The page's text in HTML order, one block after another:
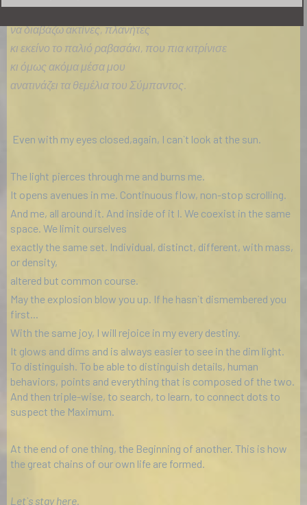
Με έναν καφέ ελληνικό, σε ξεχασμένα ακρογιάλια,
να διαβάζω ακτίνες, πλανήτες
κι εκείνο το παλιό ραβασάκι, που πια κιτρίνισε
κι όμως ακόμα μέσα μου
ανατινάζει τα θεμέλια του Σύμπαντος.
Even with my eyes closed,again, I can`t look at the sun.
The light pierces through me and burns me.
It opens avenues in me. Continuous flow, non-stop scrolling.
And me, all around it. And inside of it I. We coexist in the same
space. We limit ourselves
exactly the same set. Individual, distinct, different, with mass,
or density,
altered but common course.
May the explosion blow you up. If he hasn`t dismembered you
first...
With the same joy, I will rejoice in my every destiny.
It glows and dims and is always easier to see in the dim light.
To distinguish. To be able to distinguish details, human
behaviors, points and everything that is composed of the two.
And then triple-wise, to search, to learn, to connect dots to
suspect the Maximum.
At the end of one thing, the Beginning of another. This is how
the great chains of our own life are formed.
Let`s stay here.